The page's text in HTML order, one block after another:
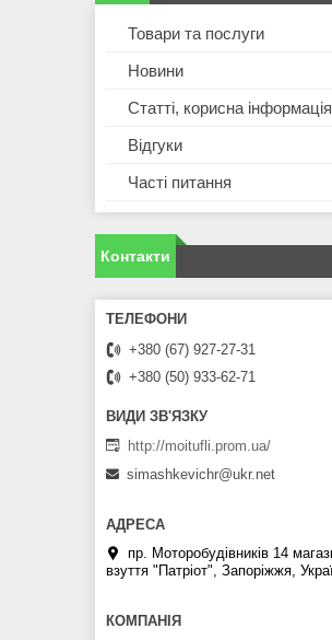
Товари та послуги
Новини
Статті, корисна інформація
Відгуки
Часті питання
Контакти
+380 (67) 927-27-31
+380 (50) 933-62-71
http://moitufli.prom.ua/
simashkevichr@ukr.net
пр. Моторобудівників 14
взуття "Патріот", Запоріжжя,